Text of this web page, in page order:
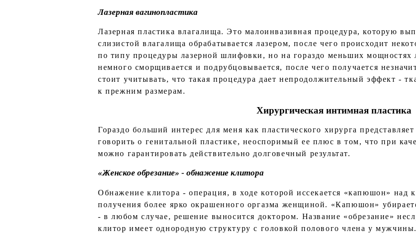
Лазерная вагинопластика
Лазерная пластика влагалища. Это малоинвазивная процедура, которую
слизистой влагалища обрабатывается лазером, после чего происходит
по типу процедуры лазерной шлифовки, но на гораздо меньших мощностях
немного сморщивается и подрубцовывается, после чего получается
стоит учитывать, что такая процедура дает непродолжительный эффект -
к прежним размерам.
Хирургическая интимная пластика
Гораздо больший интерес для меня как пластического хирурга
говорить о генитальной пластике, неоспоримый ее плюс в том, что при
можно гарантировать действительно долговечный результат.
«Женское обрезание» - обнажение клитора
Обнажение клитора - операция, в ходе которой иссекается «капюшон»
получения более ярко окрашенного оргазма женщиной. «Капюшон»
- в любом случае, решение выносится доктором. Название «обрезание»
клитор имеет однородную структуру с головкой полового члена у